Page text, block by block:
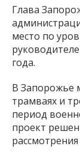
Глава
место по
года.
В Запорожье
трамваях и
период
проект